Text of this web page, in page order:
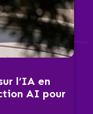
l’IA en
AI pour